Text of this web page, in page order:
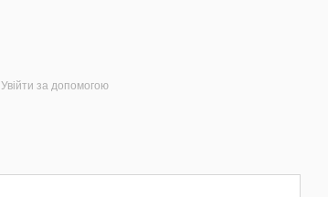
Увійти за допомогою